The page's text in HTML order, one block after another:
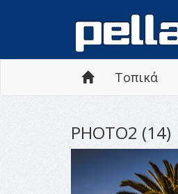
Τοπικά
PHOTO2 (14)